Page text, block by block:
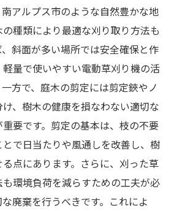
アルプス市のような自然豊かな地
種類により最適な刈り取り方法も
斜面が多い場所では安全確保と作
量で使いやすい電動草刈り機の活
方で、庭木の剪定には剪定鋏やノ
、樹木の健康を損なわない適切な
要です。剪定の基本は、枝の不要
で日当たりや風通しを改善し、樹
点にあります。さらに、刈った草
環境負荷を減らすための工夫が必
廃棄を行うべきです。これによ